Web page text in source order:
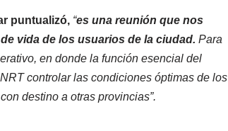
puntualizó, “es una reunión que nos
vida de los usuarios de la ciudad. Para
en donde la función esencial del
controlar las condiciones óptimas de los
destino a otras provincias”.